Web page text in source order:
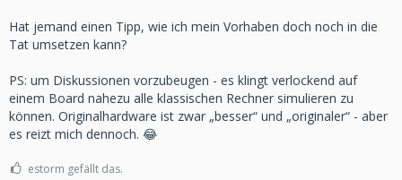
Hat jemand einen Tipp, wie ich mein Vorhaben doch noch in die
Tat umsetzen kann?
PS: um Diskussionen vorzubeugen - es klingt verlockend auf
einem Board nahezu alle klassischen Rechner simulieren zu
können. Originalhardware ist zwar „besser“ und „originaler“ - aber
es reizt mich dennoch. 😂
estorm gefällt das.